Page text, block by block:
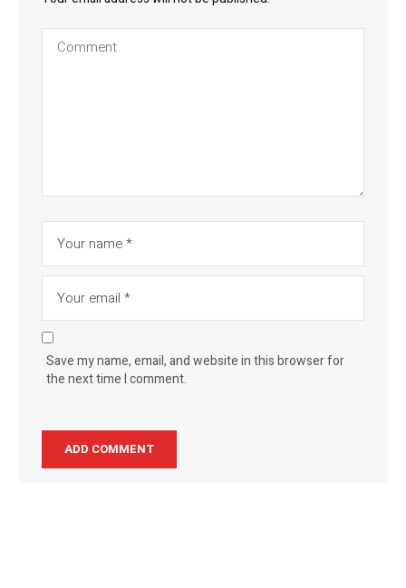
Save my name, email, and website in this browser for
the next time I comment.